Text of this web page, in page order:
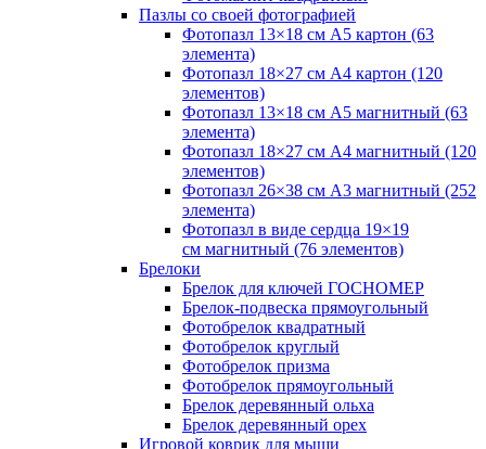
Пазлы со своей фотографией
Фотопазл 13×18 см А5 картон (63
элемента)
Фотопазл 18×27 см А4 картон (120
элементов)
Фотопазл 13×18 см А5 магнитный (63
элемента)
Фотопазл 18×27 см А4 магнитный (120
элементов)
Фотопазл 26×38 см А3 магнитный (252
элемента)
Фотопазл в виде сердца 19×19
см магнитный (76 элементов)
Брелоки
Брелок для ключей ГОСНОМЕР
Брелок-подвеска прямоугольный
Фотобрелок квадратный
Фотобрелок круглый
Фотобрелок призма
Фотобрелок прямоугольный
Брелок деревянный ольха
Брелок деревянный орех
Игровой коврик для мыши